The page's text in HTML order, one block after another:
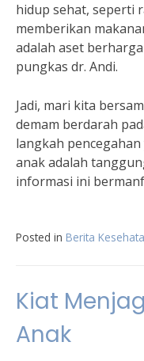
hidup sehat, seperti
memberikan
adalah aset
pungkas dr. Andi.
Jadi, mari kita
demam berdarah
langkah
anak adalah
informasi ini
Posted in Berita
Kiat
Anak